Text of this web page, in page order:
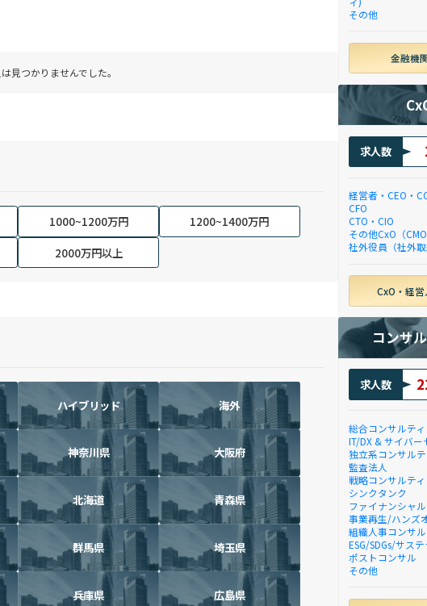
見つかりませんでした。
1000~1200万円
1200~1400万円
2000万円以上
ハイブリッド 海外
神奈川県 大阪府
北海道 青森県
群馬県 埼玉県
兵庫県 広島県
その他
金融機
求人数
経営者・CEO・
CFO
CTO・CIO
その他CxO（CMO
社外役員（社外
CxO・経
コンサ
求人数
総合コンサルテ
IT/DX & サイバー
独立系コンサル
監査法人
戦略コンサルテ
シンクタンク
ファイナンシャ
事業再生/ハンズ
組織人事コンサ
ESG/SDGs/サス
ポストコンサル
その他